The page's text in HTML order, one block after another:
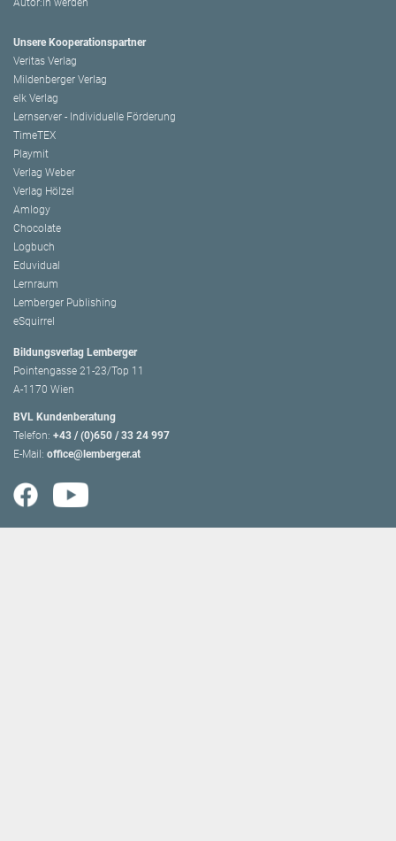
Unsere Kooperationspartner
Veritas Verlag
Mildenberger Verlag
elk Verlag
Lernserver - Individuelle Förderung
TimeTEX
Playmit
Verlag Weber
Verlag Hölzel
Amlogy
Chocolate
Logbuch
Eduvidual
Lernraum
Lemberger Publishing
eSquirrel
Bildungsverlag Lemberger
Pointengasse 21-23/Top 11
A-1170 Wien
BVL Kundenberatung
Telefon: +43 / (0)650 / 33 24 997
E-Mail: office@lemberger.at